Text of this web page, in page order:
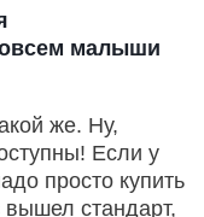
малыши
же. Ну,
Если у
просто купить
вышел стандарт,